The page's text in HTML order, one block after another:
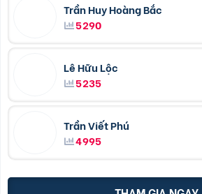
Trần Huy Hoàng Bắc
5290
Lê Hữu Lộc
5235
Trần Viết Phú
4995